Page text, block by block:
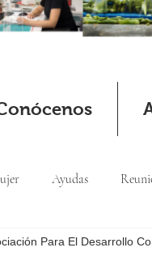
Ayudas
Para El Desarrollo